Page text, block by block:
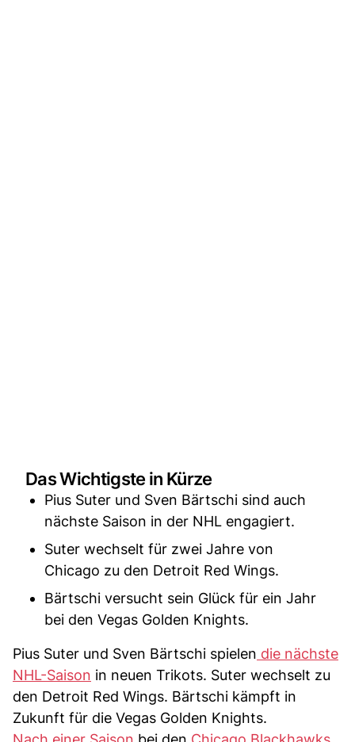
Das Wichtigste in Kürze
Pius Suter und Sven Bärtschi sind auch
nächste Saison in der NHL engagiert.
Suter wechselt für zwei Jahre von
Chicago zu den Detroit Red Wings.
Bärtschi versucht sein Glück für ein Jahr
bei den Vegas Golden Knights.
Pius Suter und Sven Bärtschi spielen die nächste
NHL-Saison in neuen Trikots. Suter wechselt zu
den Detroit Red Wings. Bärtschi kämpft in
Zukunft für die Vegas Golden Knights.